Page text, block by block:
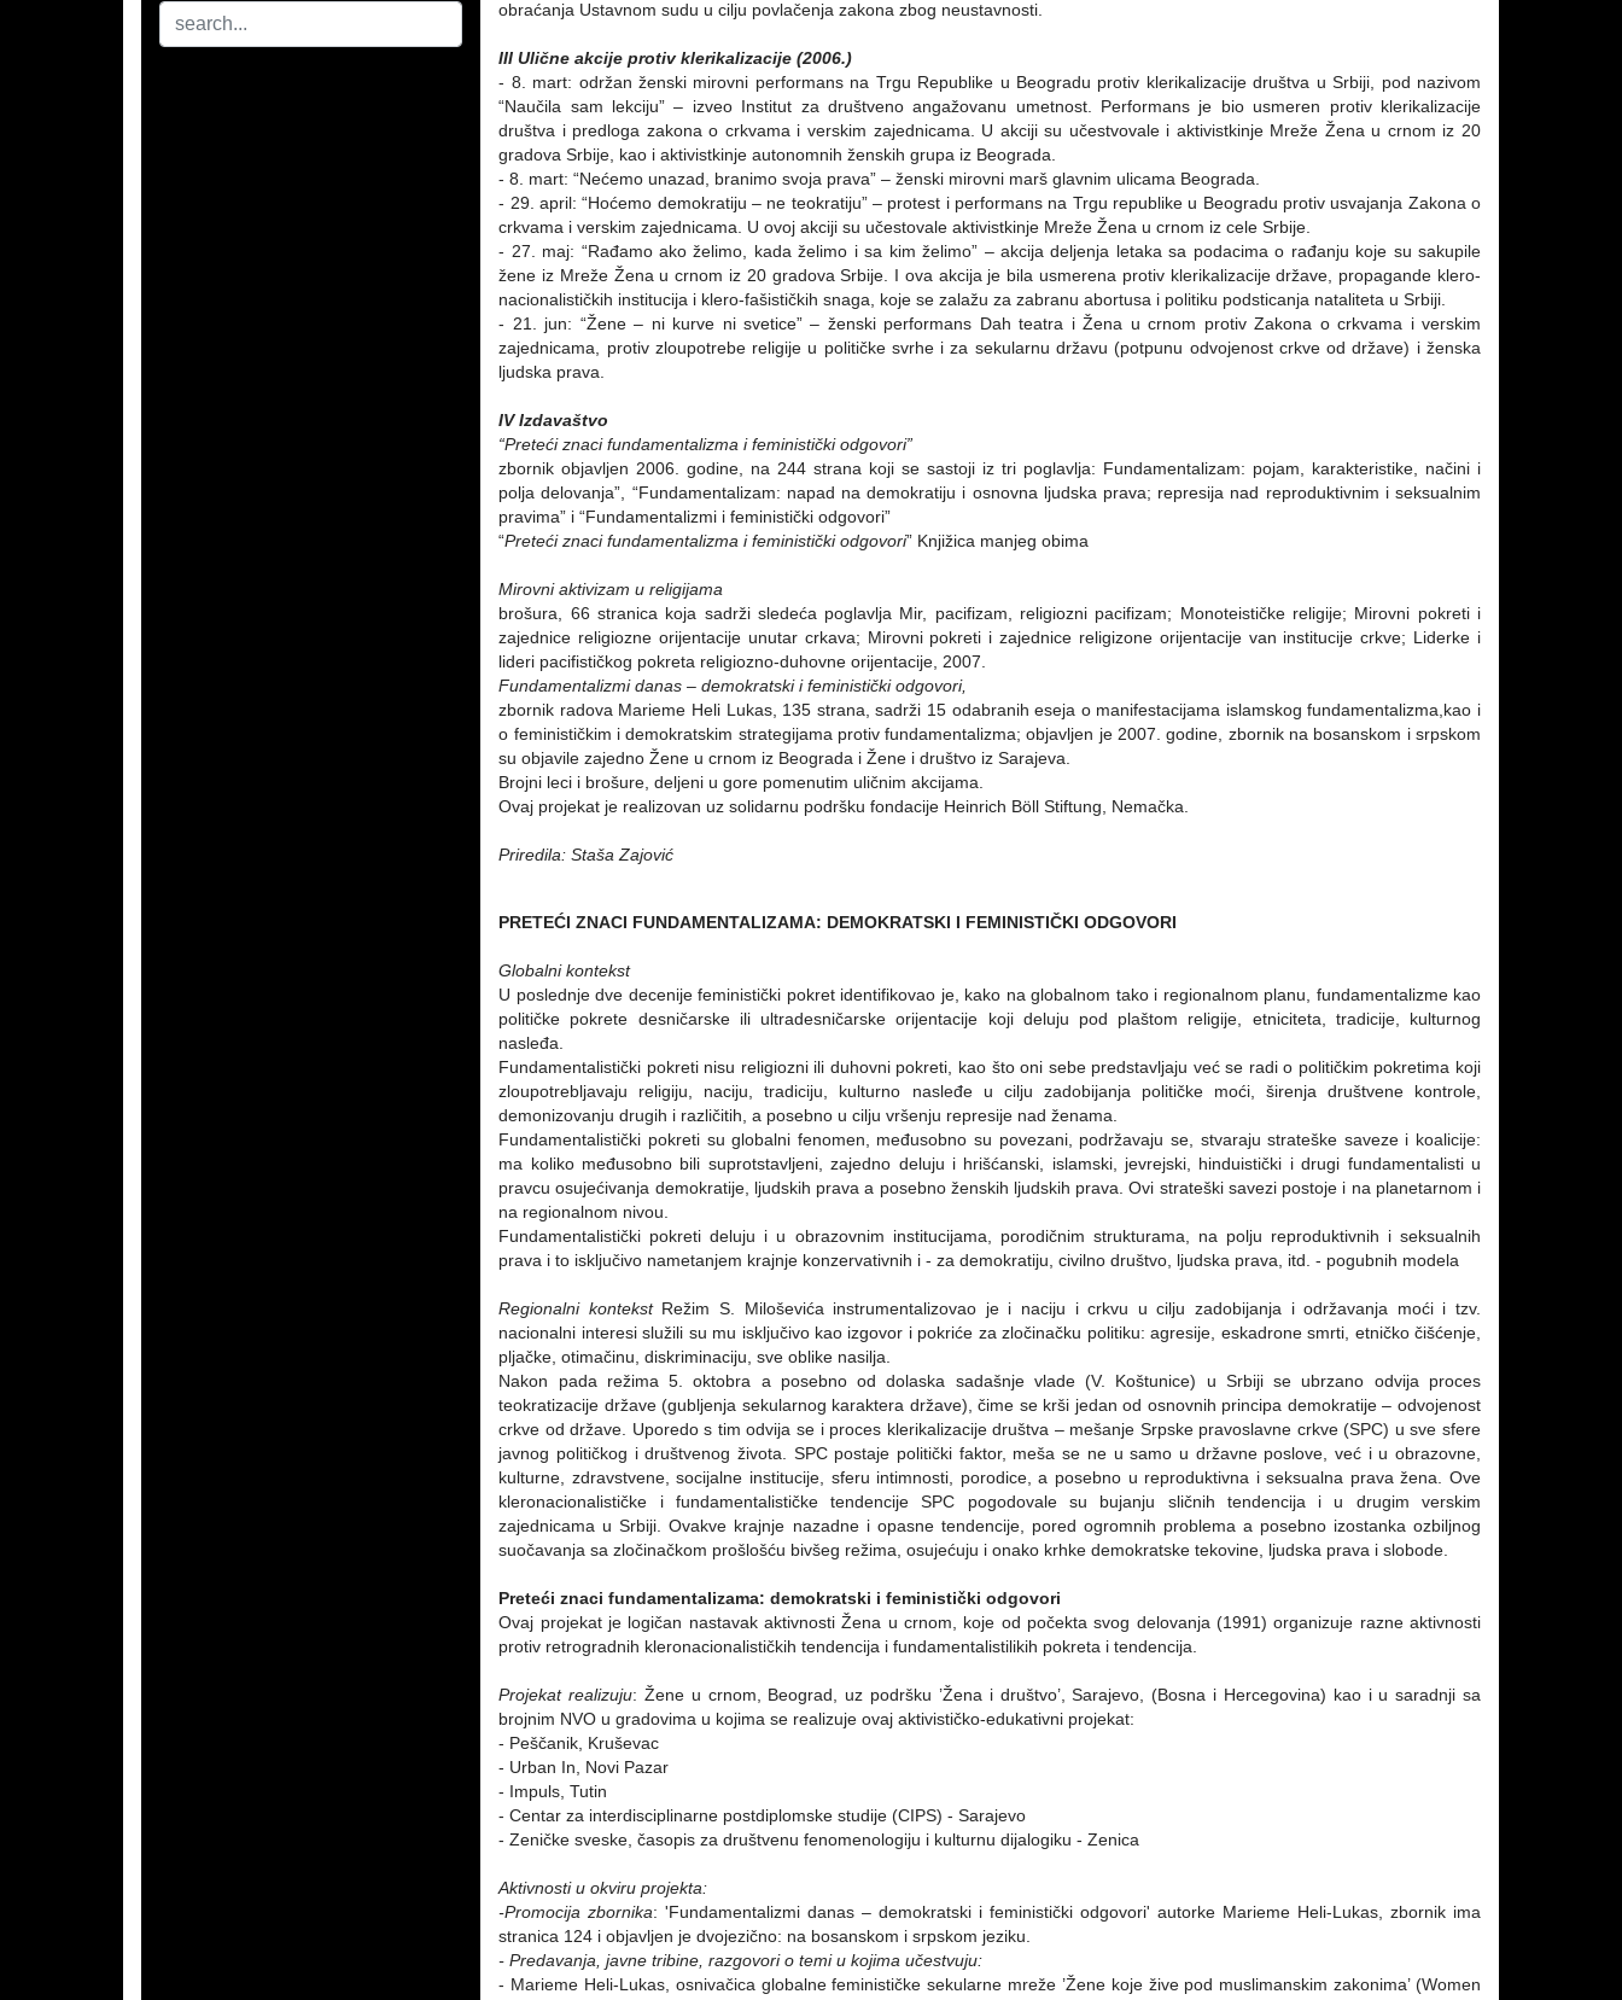
obraćanja Ustavnom sudu u cilju povlačenja zakona zbog neustavnosti.
III Ulične akcije protiv klerikalizacije (2006.)
- 8. mart: održan ženski mirovni performans na Trgu Republike u Beogradu protiv klerikalizacije društva u Srbiji, pod nazivom
“Naučila sam lekciju” – izveo Institut za društveno angažovanu umetnost. Performans je bio usmeren protiv klerikalizacije
društva i predloga zakona o crkvama i verskim zajednicama. U akciji su učestvovale i aktivistkinje Mreže Žena u crnom iz 20
gradova Srbije, kao i aktivistkinje autonomnih ženskih grupa iz Beograda.
- 8. mart: “Nećemo unazad, branimo svoja prava” – ženski mirovni marš glavnim ulicama Beograda.
- 29. april: “Hoćemo demokratiju – ne teokratiju” – protest i performans na Trgu republike u Beogradu protiv usvajanja Zakona o
crkvama i verskim zajednicama. U ovoj akciji su učestovale aktivistkinje Mreže Žena u crnom iz cele Srbije.
- 27. maj: “Rađamo ako želimo, kada želimo i sa kim želimo” – akcija deljenja letaka sa podacima o rađanju koje su sakupile
žene iz Mreže Žena u crnom iz 20 gradova Srbije. I ova akcija je bila usmerena protiv klerikalizacije države, propagande klero-
nacionalističkih institucija i klero-fašističkih snaga, koje se zalažu za zabranu abortusa i politiku podsticanja nataliteta u Srbiji.
- 21. jun: “Žene – ni kurve ni svetice” – ženski performans Dah teatra i Žena u crnom protiv Zakona o crkvama i verskim
zajednicama, protiv zloupotrebe religije u političke svrhe i za sekularnu državu (potpunu odvojenost crkve od države) i ženska
ljudska prava.
IV Izdavaštvo
“Preteći znaci fundamentalizma i feministički odgovori”
zbornik objavljen 2006. godine, na 244 strana koji se sastoji iz tri poglavlja: Fundamentalizam: pojam, karakteristike, načini i
polja delovanja”, “Fundamentalizam: napad na demokratiju i osnovna ljudska prava; represija nad reproduktivnim i seksualnim
pravima” i “Fundamentalizmi i feministički odgovori”
“Preteći znaci fundamentalizma i feministički odgovori” Knjižica manjeg obima
Mirovni aktivizam u religijama
brošura, 66 stranica koja sadrži sledeća poglavlja Mir, pacifizam, religiozni pacifizam; Monoteističke religije; Mirovni pokreti i
zajednice religiozne orijentacije unutar crkava; Mirovni pokreti i zajednice religizone orijentacije van institucije crkve; Liderke i
lideri pacifističkog pokreta religiozno-duhovne orijentacije, 2007.
Fundamentalizmi danas – demokratski i feministički odgovori,
zbornik radova Marieme Heli Lukas, 135 strana, sadrži 15 odabranih eseja o manifestacijama islamskog fundamentalizma,kao i
o feminističkim i demokratskim strategijama protiv fundamentalizma; objavljen je 2007. godine, zbornik na bosanskom i srpskom
su objavile zajedno Žene u crnom iz Beograda i Žene i društvo iz Sarajeva.
Brojni leci i brošure, deljeni u gore pomenutim uličnim akcijama.
Ovaj projekat je realizovan uz solidarnu podršku fondacije Heinrich Böll Stiftung, Nemačka.
Priredila: Staša Zajović
PRETEĆI ZNACI FUNDAMENTALIZAMA: DEMOKRATSKI I FEMINISTIČKI ODGOVORI
Globalni kontekst
U poslednje dve decenije feministički pokret identifikovao je, kako na globalnom tako i regionalnom planu, fundamentalizme kao
političke pokrete desničarske ili ultradesničarske orijentacije koji deluju pod plaštom religije, etniciteta, tradicije, kulturnog
nasleđa.
Fundamentalistički pokreti nisu religiozni ili duhovni pokreti, kao što oni sebe predstavljaju već se radi o političkim pokretima koji
zloupotrebljavaju religiju, naciju, tradiciju, kulturno nasleđe u cilju zadobijanja političke moći, širenja društvene kontrole,
demonizovanju drugih i različitih, a posebno u cilju vršenju represije nad ženama.
Fundamentalistički pokreti su globalni fenomen, međusobno su povezani, podržavaju se, stvaraju strateške saveze i koalicije:
ma koliko međusobno bili suprotstavljeni, zajedno deluju i hrišćanski, islamski, jevrejski, hinduistički i drugi fundamentalisti u
pravcu osujećivanja demokratije, ljudskih prava a posebno ženskih ljudskih prava. Ovi strateški savezi postoje i na planetarnom i
na regionalnom nivou.
Fundamentalistički pokreti deluju i u obrazovnim institucijama, porodičnim strukturama, na polju reproduktivnih i seksualnih
prava i to isključivo nametanjem krajnje konzervativnih i - za demokratiju, civilno društvo, ljudska prava, itd. - pogubnih modela
Regionalni kontekstRežim S. Miloševića instrumentalizovao je i naciju i crkvu u cilju zadobijanja i održavanja moći i tzv.
nacionalni interesi služili su mu isključivo kao izgovor i pokriće za zločinačku politiku: agresije, eskadrone smrti, etničko čišćenje,
pljačke, otimačinu, diskriminaciju, sve oblike nasilja.
Nakon pada režima 5. oktobra a posebno od dolaska sadašnje vlade (V. Koštunice) u Srbiji se ubrzano odvija proces
teokratizacije države (gubljenja sekularnog karaktera države), čime se krši jedan od osnovnih principa demokratije – odvojenost
crkve od države. Uporedo s tim odvija se i proces klerikalizacije društva – mešanje Srpske pravoslavne crkve (SPC) u sve sfere
javnog političkog i društvenog života. SPC postaje politički faktor, meša se ne u samo u državne poslove, već i u obrazovne,
kulturne, zdravstvene, socijalne institucije, sferu intimnosti, porodice, a posebno u reproduktivna i seksualna prava žena. Ove
kleronacionalističke i fundamentalističke tendencije SPC pogodovale su bujanju sličnih tendencija i u drugim verskim
zajednicama u Srbiji. Ovakve krajnje nazadne i opasne tendencije, pored ogromnih problema a posebno izostanka ozbiljnog
suočavanja sa zločinačkom prošlošću bivšeg režima, osujećuju i onako krhke demokratske tekovine, ljudska prava i slobode.
Preteći znaci fundamentalizama: demokratski i feministički odgovori
Ovaj projekat je logičan nastavak aktivnosti Žena u crnom, koje od počekta svog delovanja (1991) organizuje razne aktivnosti
protiv retrogradnih kleronacionalističkih tendencija i fundamentalistilikih pokreta i tendencija.
Projekat realizuju: Žene u crnom, Beograd, uz podršku ’Žena i društvo’, Sarajevo, (Bosna i Hercegovina) kao i u saradnji sa
brojnim NVO u gradovima u kojima se realizuje ovaj aktivističko-edukativni projekat:
- Peščanik, Kruševac
- Urban In, Novi Pazar
- Impuls, Tutin
- Centar za interdisciplinarne postdiplomske studije (CIPS) - Sarajevo
- Zeničke sveske, časopis za društvenu fenomenologiju i kulturnu dijalogiku - Zenica
Aktivnosti u okviru projekta:
-Promocija zbornika: 'Fundamentalizmi danas – demokratski i feministički odgovori' autorke Marieme Heli-Lukas, zbornik ima
stranica 124 i objavljen je dvojezično: na bosanskom i srpskom jeziku.
- Predavanja, javne tribine, razgovori o temi u kojima učestvuju:
- Marieme Heli-Lukas, osnivačica globalne feminističke sekularne mreže ’Žene koje žive pod muslimanskim zakonima’ (Women